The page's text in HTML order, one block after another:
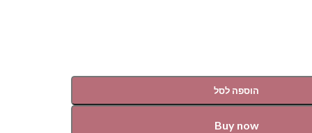
הוספה לסל
Buy now